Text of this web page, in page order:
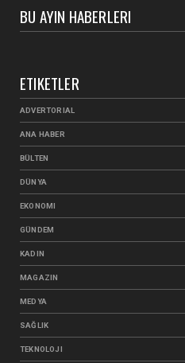
BU AYIN HABERLERI
ETIKETLER
ADVERTORIAL
ANA HABER
BÜLTEN
DÜNYA
EKONOMI
GÜNDEM
KADIN
MAGAZIN
MEDYA
SAĞLIK
TEKNOLOJI